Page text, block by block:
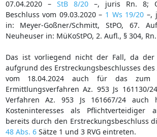
07.04.2020 – StB 8/20–, juris Rn. 8;
Beschluss vom 09.03.2020 – 1 Ws 19/20 –,
in: Meyer-Goßner/Schmitt, StPO, 67.
Neuheuser in: MüKoStPO, 2. Aufl., § 304,
Das ist vorliegend nicht der Fall, da der
aufgrund des Erstreckungsbeschlusses
vom 18.04.2024 auch für das zum
Ermittlungsverfahren Az. 953 Js 161130/
Verfahren Az. 953 Js 161667/24 auch
Kosteninteresses als Pflichtverteidiger
bereits durch den Erstreckungsbeschluss
48 Abs. 6Sätze 1 und 3 RVG eintreten.